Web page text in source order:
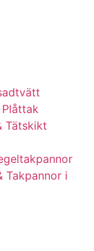
Tätskikt
Takpannor i